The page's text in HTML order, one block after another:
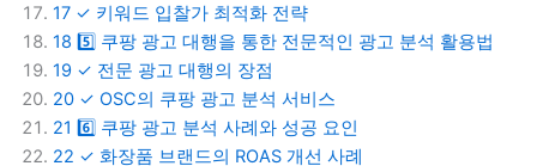
17 ✓ 키워드 입찰가 최적화 전략
18 5️⃣ 쿠팡 광고 대행을 통한 전문적인 광고 분석 활용법
19 ✓ 전문 광고 대행의 장점
20 ✓ OSC의 쿠팡 광고 분석 서비스
21 6️⃣ 쿠팡 광고 분석 사례와 성공 요인
22 ✓ 화장품 브랜드의 ROAS 개선 사례